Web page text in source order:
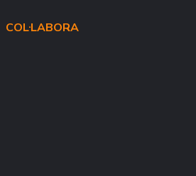
COL·LABORA